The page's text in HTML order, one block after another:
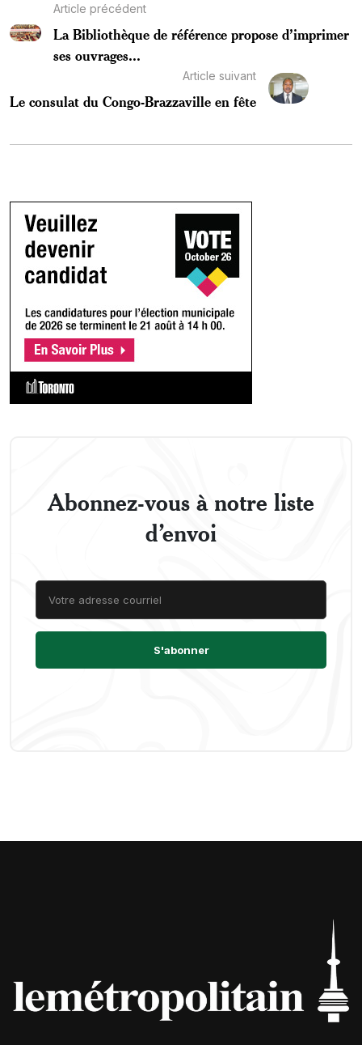
Article précédent
La Bibliothèque de référence propose d’imprimer
ses ouvrages...
Article suivant
Le consulat du Congo-Brazzaville en fête
Abonnez-vous à notre liste
d’envoi